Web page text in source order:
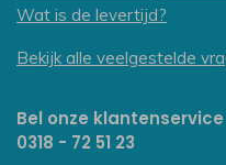
Wat is de levertijd?
Bekijk alle veelgestelde
Bel onze klantenservice
0318 - 72 51 23